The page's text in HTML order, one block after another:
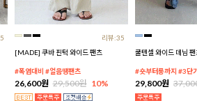
리뷰:35
[MADE] 쿠바 핀턱 와이드 팬츠
#폭염대비 #얼음땡팬츠
26,600원 29,500원 10%
쿨텐셀 와이드 데님 팬
#숏부터롱까지 #3단
29,800원